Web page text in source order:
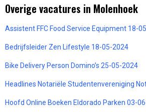
Overige vacatures in Molenhoek
Assistent FFC Food Service Equipment 18-
Bedrijfsleider Zen Lifestyle 18-05-2024
Bike Delivery Person Domino’s 25-05-2024
Headlines Notariële Studentenvereniging
Hoofd Online Boeken Eldorado Parken 03-